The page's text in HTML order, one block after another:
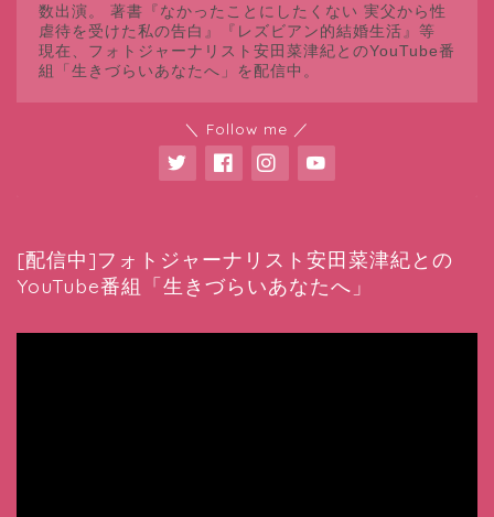
数出演。 著書『なかったことにしたくない 実父から性
虐待を受けた私の告白』『レズビアン的結婚生活』等
現在、フォトジャーナリスト安田菜津紀とのYouTube番
組「生きづらいあなたへ」を配信中。
＼ Follow me ／
[配信中]フォトジャーナリスト安田菜津紀との
YouTube番組「生きづらいあなたへ」